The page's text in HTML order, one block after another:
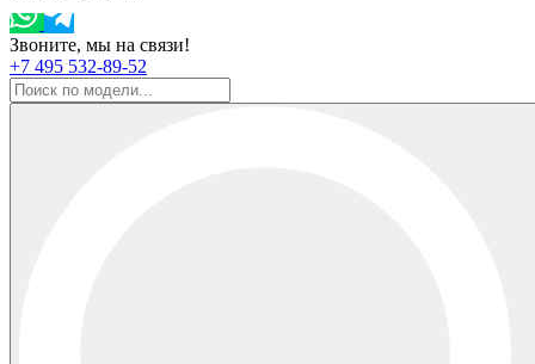
Звоните, мы на связи!
+7 495 532-89-52